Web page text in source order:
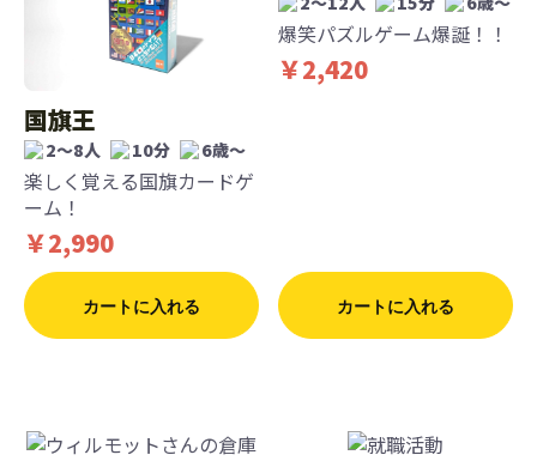
国旗王
2〜8人 10分 6歳〜
楽しく覚える国旗カードゲ
ーム！
￥2,990
カートに入れる
爆笑パズルゲーム爆誕！！
￥2,420
カートに入れる